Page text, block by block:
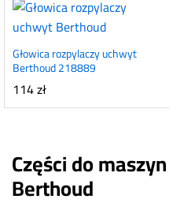
Głowica rozpylaczy uchwyt
Berthoud 218889
114zł
Części do
Berthoud